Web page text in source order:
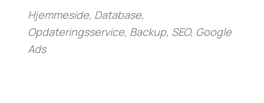
Hjemmeside, Database,
Opdateringsservice, Backup, SEO, Google
Ads